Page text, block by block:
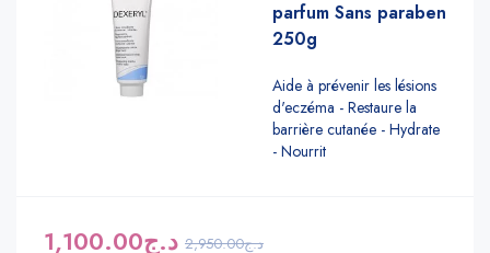
parfum Sans paraben
250g
Aide à prévenir les lésions
d'eczéma - Restaure la
barrière cutanée - Hydrate
- Nourrit
د.ج2,950.00 د.ج1,100.00